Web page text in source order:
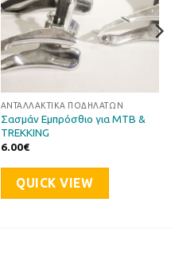
ΑΝΤΑΛΛΑΚΤΙΚΆ ΠΟΔΗΛΆΤΩΝ
Σασμάν Εμπρόσθιο για MTB &
TREKKING
6.00€
QUICK VIEW